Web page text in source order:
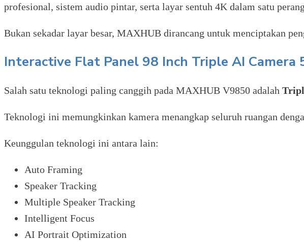
profesional, sistem audio pintar, serta layar sentuh 4K dalam satu
Bukan sekadar layar besar, MAXHUB dirancang untuk menciptakan
Interactive Flat Panel 98 Inch Triple AI Camera
Salah satu teknologi paling canggih pada MAXHUB V9850 adalah
Teknologi ini memungkinkan kamera menangkap seluruh ruangan
Keunggulan teknologi ini antara lain:
Auto Framing
Speaker Tracking
Multiple Speaker Tracking
Intelligent Focus
AI Portrait Optimization